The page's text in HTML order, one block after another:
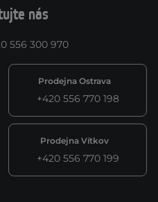
nás
556 300 970
Prodejna Ostrava
+420 556 770 198
Prodejna Vítkov
+420 556 770 199